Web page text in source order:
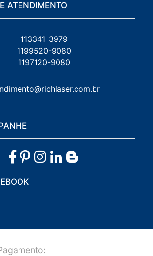
ATENDIMENTO
113341-3979
1199520-9080
1197120-9080